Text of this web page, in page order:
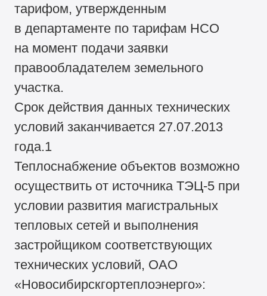
тарифом, утвержденным
в департаменте по тарифам НСО
на момент подачи заявки
правообладателем земельного
участка.
Срок действия данных технических
условий заканчивается 27.07.2013
года.1
Теплоснабжение объектов возможно
осуществить от источника ТЭЦ-5 при
условии развития магистральных
тепловых сетей и выполнения
застройщиком соответствующих
технических условий, ОАО
«Новосибирскгортеплоэнерго»: